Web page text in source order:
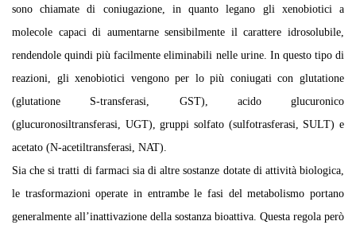
sono chiamate di coniugazione, in quanto legano gli xenobiotici a
molecole capaci di aumentarne sensibilmente il carattere idrosolubile,
rendendole quindi più facilmente eliminabili nelle urine. In questo tipo di
reazioni, gli xenobiotici vengono per lo più coniugati con glutatione
(glutatione S-transferasi, GST), acido glucuronico
(glucuronosiltransferasi, UGT), gruppi solfato (sulfotrasferasi, SULT) e
acetato (N-acetiltransferasi, NAT).
Sia che si tratti di farmaci sia di altre sostanze dotate di attività biologica,
le trasformazioni operate in entrambe le fasi del metabolismo portano
generalmente all’inattivazione della sostanza bioattiva. Questa regola però